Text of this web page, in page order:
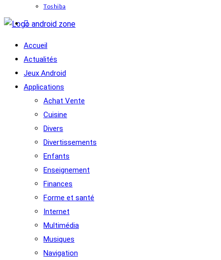
Toshiba
Accueil
Actualités
Jeux Android
Applications
Achat Vente
Cuisine
Divers
Divertissements
Enfants
Enseignement
Finances
Forme et santé
Internet
Multimédia
Musiques
Navigation